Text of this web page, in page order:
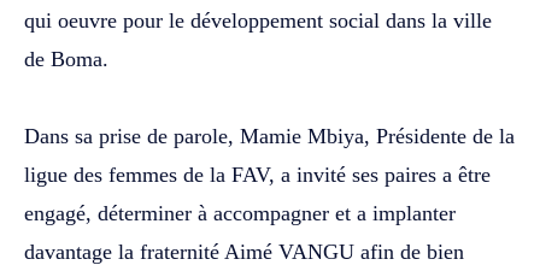
qui oeuvre pour le développement social dans la ville
de Boma.
‎Dans sa prise de parole, Mamie Mbiya, Présidente de la
ligue des femmes de la FAV, a invité ses paires a être
engagé, déterminer à accompagner et a implanter
davantage la fraternité Aimé VANGU afin de bien